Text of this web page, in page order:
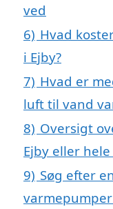
ved
6) Hvad
i Ejby?
7) Hvad er
luft til vand
8) Oversigt
Ejby eller
9) Søg efter